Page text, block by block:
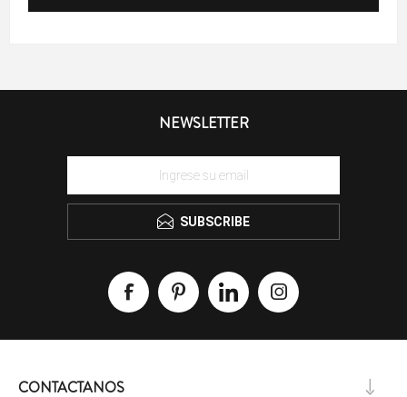
NEWSLETTER
SUBSCRIBE
CONTACTANOS